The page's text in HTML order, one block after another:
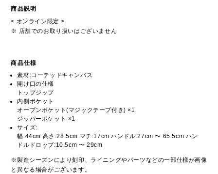
商品説明
< オンライン限定 >
※ 店舗でのお取り扱いはございません
商品仕様
素材:コーテッドキャンバス
開け口の仕様
トップジップ
内側ポケット
オープンポケット(マジックテープ付き) ×1
ジッパーポケット ×1
サイズ:
幅:44cm 高さ:28.5cm マチ:17cm ハンドル:27cm 〜 65.5cm ハン
ドルドロップ:10.5cm 〜 29cm
※製造シーズンにより刻印、ライニングやパーツなどの一部仕様が画像
と異なる場合がございます。